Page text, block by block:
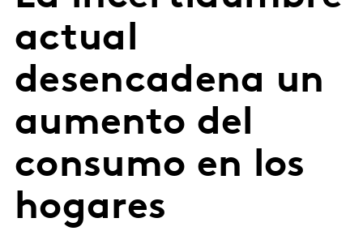
actual
desencadena un
aumento del
consumo en los
hogares